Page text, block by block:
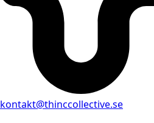
kontakt@thinccollective.se